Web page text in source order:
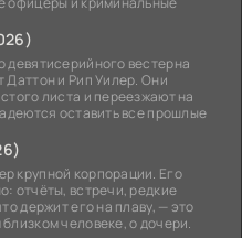
девятисерийного вестерна
Даттон и Рип Уилер. Они
листа и переезжают на
оставить все прошлые
крупной корпорации. Его
отчёты, встречи, редкие
держит его на плаву, — это
человеке, о дочери.